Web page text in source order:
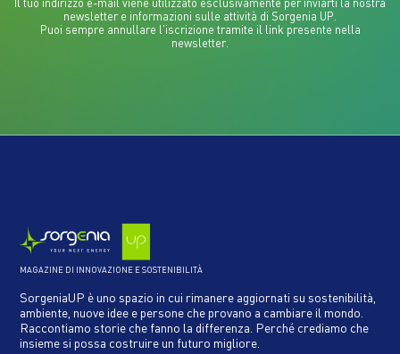
newsletter e informazioni sulle attività di Sorgenia UP.
Puoi sempre annullare l'iscrizione tramite il link presente nella
newsletter.
MAGAZINE DI INNOVAZIONE E SOSTENIBILITÀ
SorgeniaUP è uno spazio in cui rimanere aggiornati su sostenibilità,
ambiente, nuove idee e persone che provano a cambiare il mondo.
Raccontiamo storie che fanno la differenza. Perché crediamo che
insieme si possa costruire un futuro migliore.